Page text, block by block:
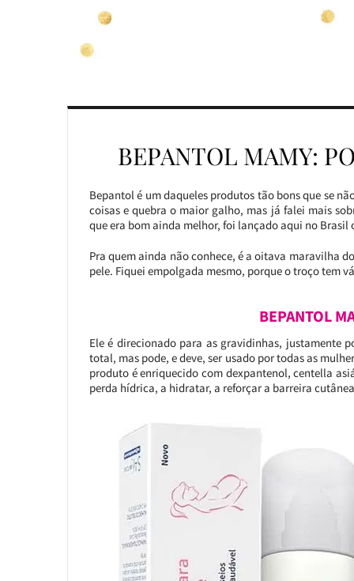
BEPANTOL MAMY:
Bepantol é um daqueles produtos tão bons que se
coisas e quebra o maior galho, mas já falei mais
que era bom ainda melhor, foi lançado aqui no Brasil
Pra quem ainda não conhece, é a oitava maravilha
pele. Fiquei empolgada mesmo, porque o troço tem
BEPANTOL
Ele é direcionado para as gravidinhas, justamente
total, mas pode, e deve, ser usado por todas as
produto é enriquecido com dexpantenol, centella
perda hídrica, a hidratar, a reforçar a barreira